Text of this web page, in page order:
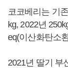
코코베리는 기
kg, 2022년
eq(이산화탄소
2021년 딸기 부